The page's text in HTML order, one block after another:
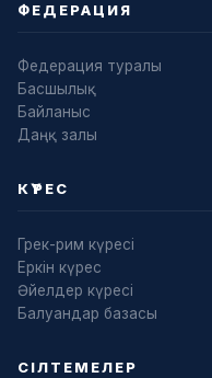
ФЕДЕРАЦИЯ
Федерация туралы
Басшылық
Байланыс
Даңқ залы
КҮРЕС
Грек-рим күресі
Еркін күрес
Әйелдер күресі
Балуандар базасы
СІЛТЕМЕЛЕР